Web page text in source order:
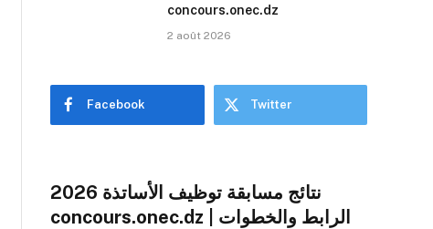
concours.onec.dz
2 août 2026
Facebook Twitter
نتائج مسابقة توظيف الأساتذة 2026
concours.onec.dz | الرابط والخطوات